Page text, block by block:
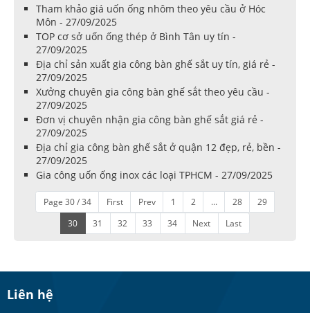
Tham khảo giá uốn ống nhôm theo yêu cầu ở Hóc
Môn - 27/09/2025
TOP cơ sở uốn ống thép ở Bình Tân uy tín -
27/09/2025
Địa chỉ sản xuất gia công bàn ghế sắt uy tín, giá rẻ -
27/09/2025
Xưởng chuyên gia công bàn ghế sắt theo yêu cầu -
27/09/2025
Đơn vị chuyên nhận gia công bàn ghế sắt giá rẻ -
27/09/2025
Địa chỉ gia công bàn ghế sắt ở quận 12 đẹp, rẻ, bền -
27/09/2025
Gia công uốn ống inox các loại TPHCM - 27/09/2025
Page 30 / 34 First Prev 1 2 ... 28
29
30
31 32 33 34 Next Last
Liên hệ